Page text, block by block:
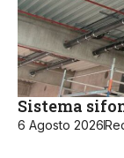
Sistema
6 Agosto 2026